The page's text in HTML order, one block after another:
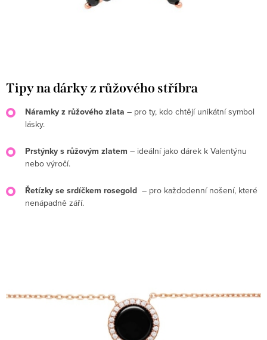
Tipy na dárky z růžového stříbra
Náramky z růžového zlata – pro ty, kdo chtějí unikátní symbol
lásky.
Prstýnky s růžovým zlatem – ideální jako dárek k Valentýnu
nebo výročí.
Řetízky se srdíčkem rosegold – pro každodenní nošení, které
nenápadně září.